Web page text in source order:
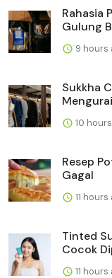
Rahasia
Gulung
9 hours
Sukkha
10
Resep
Gagal
11 hours
Tinted
Cocok
11 hours